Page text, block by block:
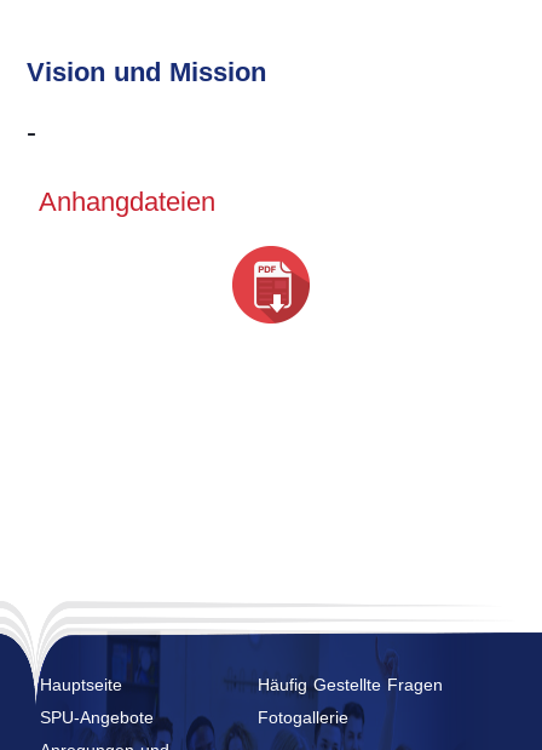
Vision und Mission
-
Anhangdateien
Hauptseite
Häufig Gestellte Fragen
SPU-Angebote
Fotogallerie